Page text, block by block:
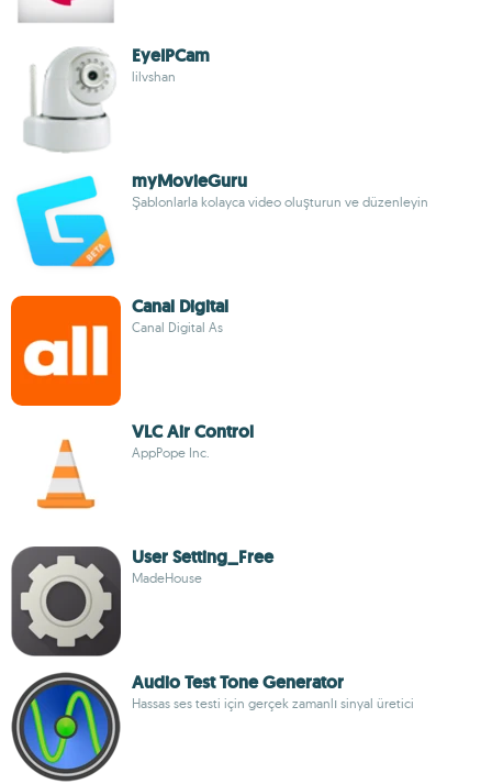
EyeIPCam
lilvshan
myMovieGuru
Şablonlarla kolayca video oluşturun ve düzenleyin
Canal Digital
Canal Digital As
VLC Air Control
AppPope Inc.
User Setting_Free
MadeHouse
Audio Test Tone Generator
Hassas ses testi için gerçek zamanlı sinyal üretici